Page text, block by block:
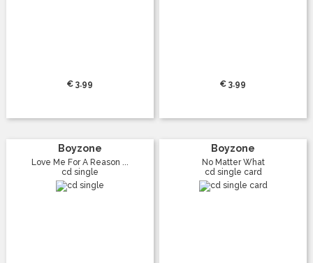
€ 3.99 € 3.99
Boyzone
Love Me For A Reason ...
cd single
Boyzone
No Matter What
cd single card